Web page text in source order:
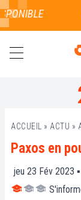
ACCUEIL » ACTU »
Paxos en
jeu 23 Fév 2023 ▪